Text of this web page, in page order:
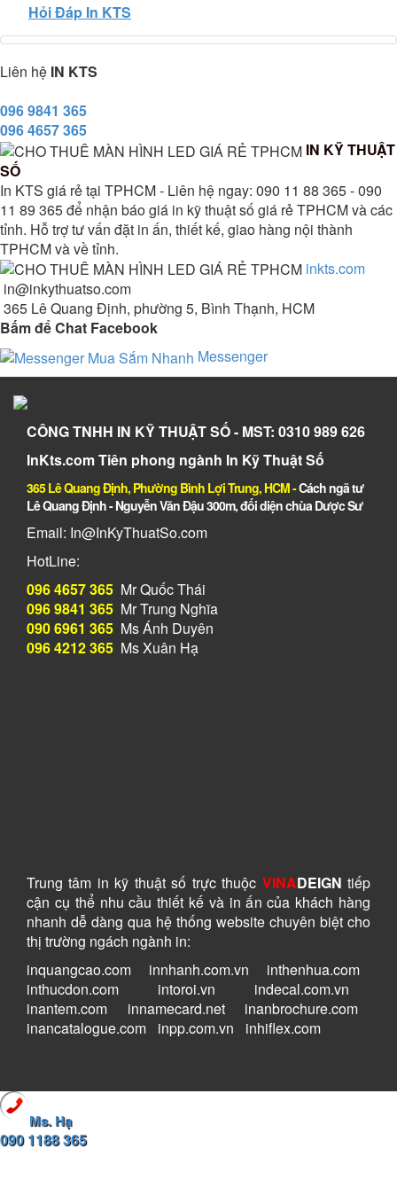
Hỏi Đáp In KTS
Liên hệ IN KTS
096 9841 365
096 4657 365
IN KỸ THUẬT
SỐ
In KTS giá rẻ tại TPHCM - Liên hệ ngay: 090 11 88 365 - 090
11 89 365 để nhận báo giá in kỹ thuật số giá rẻ TPHCM và các
tỉnh. Hỗ trợ tư vấn đặt in ấn, thiết kế, giao hàng nội thành
TPHCM và về tỉnh.
inkts.com
in@inkythuatso.com
365 Lê Quang Định, phường 5, Bình Thạnh, HCM
Bấm để Chat Facebook
Messenger
CÔNG TNHH IN KỸ THUẬT SỐ - MST: 0310 989 626
InKts.com Tiên phong ngành In Kỹ Thuật Số
365 Lê Quang Định, Phường Bình Lợi Trung, HCM-Cách ngã tư
Lê Quang Định - Nguyễn Văn Đậu 300m, đối diện chùa Dược Sư
Email: In@InKyThuatSo.com
HotLine:
096 4657 365 Mr Quốc Thái
096 9841 365 Mr Trung Nghĩa
090 6961 365 Ms Ánh Duyên
096 4212 365 Ms Xuân Hạ
Trung tâm in kỹ thuật số trực thuộc VINADEIGN tiếp
cận cụ thể nhu cầu thiết kế và in ấn của khách hàng
nhanh dễ dàng qua hệ thống website chuyên biệt cho
thị trường ngách ngành in:
inquangcao.com
innhanh.com.vn inthenhua.com-
inthucdon.com
intoroi.vn indecal.com.vn
inantem.com
innamecard.net- inanbrochure.com
inancatalogue.com
inpp.com.vn inhiflex.com
Ms. Hạ
090 1188 365